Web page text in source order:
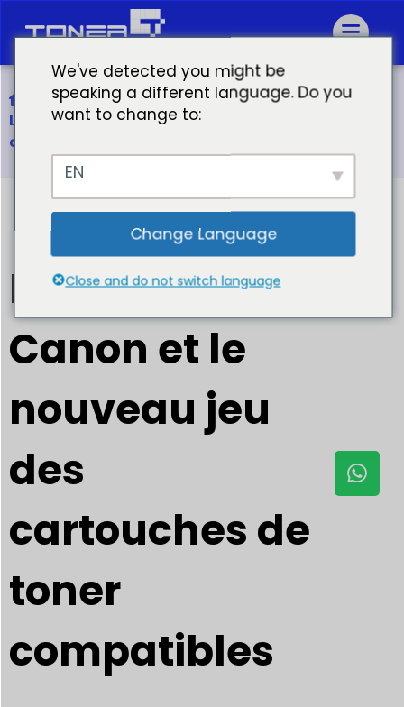
Accueil
La sortie de Canon et le nouveau jeu des
cartouches de toner compatibles
La sortie de
Canon et le
nouveau jeu
des
cartouches de
toner
compatibles
We've detected you might be
speaking a different language. Do you
want to change to:
EN
Change Language
Close and do not switch language